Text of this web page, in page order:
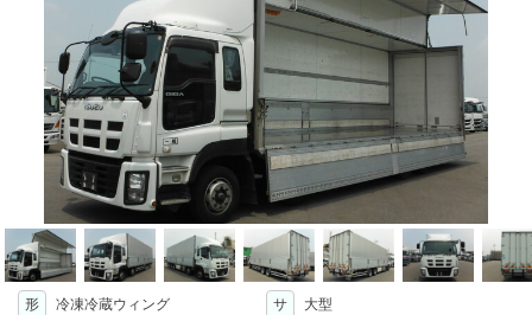
形 冷凍冷蔵ウィング サ
大型